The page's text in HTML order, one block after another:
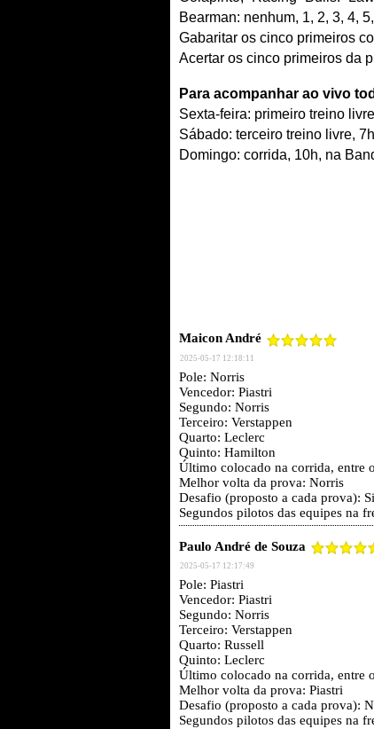
Bearman: nenhum, 1, 2, 3, 4,
Gabaritar os cinco primeiros
Acertar os cinco primeiros da
Para acompanhar ao vivo
Sexta-feira: primeiro treino
Sábado: terceiro treino livre,
Domingo: corrida, 10h, na
Maicon André
2025-05-17 12:18:11
Pole: Norris
Vencedor: Piastri
Segundo: Norris
Terceiro: Verstappen
Quarto: Leclerc
Quinto: Hamilton
Último colocado na corrida, entre
Melhor volta da prova: Norris
Desafio (proposto a cada prova):
Segundos pilotos das equipes na
Paulo André de Souza
2025-05-17 12:17:49
Pole: Piastri
Vencedor: Piastri
Segundo: Norris
Terceiro: Verstappen
Quarto: Russell
Quinto: Leclerc
Último colocado na corrida, entre
Melhor volta da prova: Piastri
Desafio (proposto a cada prova):
Segundos pilotos das equipes na